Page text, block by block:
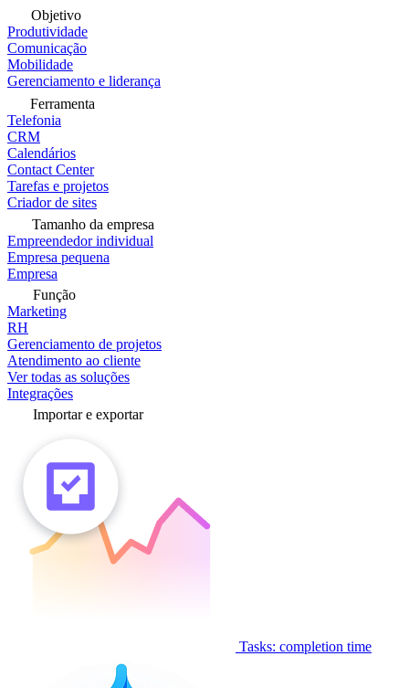
Objetivo
Produtividade
Comunicação
Mobilidade
Gerenciamento e liderança
Ferramenta
Telefonia
CRM
Calendários
Contact Center
Tarefas e projetos
Criador de sites
Tamanho da empresa
Empreendedor individual
Empresa pequena
Empresa
Função
Marketing
RH
Gerenciamento de projetos
Atendimento ao cliente
Ver todas as soluções
Integrações
Importar e exportar
Tasks: completion time